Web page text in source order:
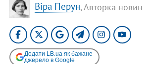
Віра Перун, Авторка новин
Додати LB.ua як бажане
джерело в Google